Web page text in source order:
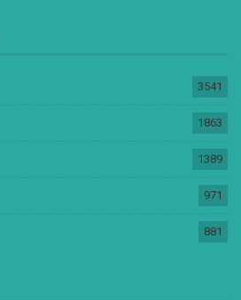
3541
1863
1389
971
881